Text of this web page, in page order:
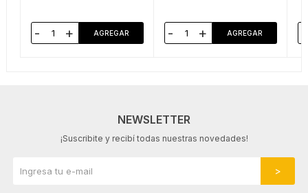
- + - +
NEWSLETTER
¡Suscribite y recibí todas nuestras novedades!